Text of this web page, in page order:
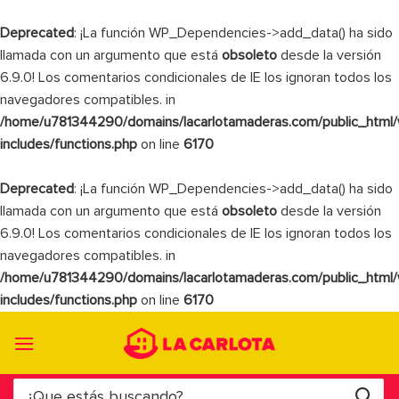
Deprecated: ¡La función WP_Dependencies->add_data() ha sido
llamada con un argumento que está obsoleto desde la versión
6.9.0! Los comentarios condicionales de IE los ignoran todos los
navegadores compatibles. in
/home/u781344290/domains/lacarlotamaderas.com/
includes/functions.php on line 6170
Deprecated: ¡La función WP_Dependencies->add_data() ha sido
llamada con un argumento que está obsoleto desde la versión
6.9.0! Los comentarios condicionales de IE los ignoran todos los
navegadores compatibles. in
/home/u781344290/domains/lacarlotamaderas.com/
includes/functions.php on line 6170
Buscar